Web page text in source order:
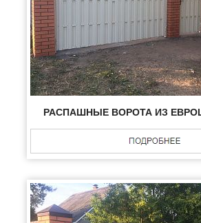
РАСПАШНЫЕ ВОРОТА ИЗ